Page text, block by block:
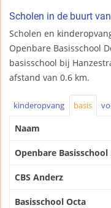
Scholen in de buurt
Scholen en
Openbare Basisschool
basisschool bij
afstand van 0.6 km.
kinderopvang basis
Naam
Openbare Basisschool
CBS Anderz
Basisschool Octa